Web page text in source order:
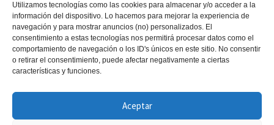
Utilizamos tecnologías como las cookies para almacenar y/o acceder a la
información del dispositivo. Lo hacemos para mejorar la experiencia de
navegación y para mostrar anuncios (no) personalizados. El
consentimiento a estas tecnologías nos permitirá procesar datos como el
comportamiento de navegación o los ID's únicos en este sitio. No consentir
o retirar el consentimiento, puede afectar negativamente a ciertas
características y funciones.
Aceptar
¿Qué es WooCommerce y por qué es una
opción para tu tienda online?
Publicado el 14 de mayo de 2024 Blog